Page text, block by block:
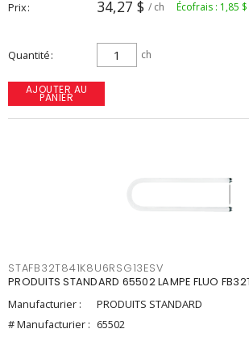
Prix 34,27 $ / ch Écofrais : 1,85 $
Quantité ch
AJOUTER AU
PANIER
STAFB32T841K8U6RSG13ESV
PRODUITS STANDARD 65502 LAMPE FLUO
Manufacturier :
PRODUITS STANDARD
# Manufacturier : 65502